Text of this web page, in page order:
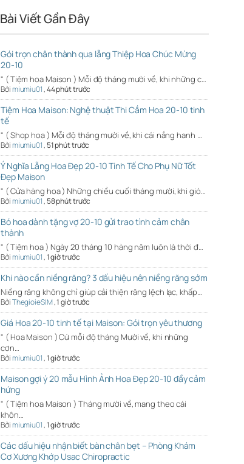
Bài Viết Gần Đây
Gói trọn chân thành qua lẵng Thiệp Hoa Chúc Mừng
20-10
" ( Tiệm hoa Maison ) Mỗi độ tháng mười về, khi những c…
Bởimiumiu01,44 phút trước
Tiệm Hoa Maison: Nghệ thuật Thi Cắm Hoa 20-10 tinh
tế
" ( Shop hoa ) Mỗi độ tháng mười về, khi cái nắng hanh …
Bởimiumiu01,51 phút trước
Ý Nghĩa Lẵng Hoa Đẹp 20-10 Tinh Tế Cho Phụ Nữ Tốt
Đẹp Maison
" ( Cửa hàng hoa ) Những chiều cuối tháng mười, khi gió…
Bởimiumiu01,58 phút trước
Bó hoa dành tặng vợ 20-10 gửi trao tình cảm chân
thành
" ( Tiệm hoa ) Ngày 20 tháng 10 hàng năm luôn là thời đ…
Bởimiumiu01,1 giờ trước
Khi nào cần niềng răng? 3 dấu hiệu nên niềng răng sớm
Niềng răng không chỉ giúp cải thiện răng lệch lạc, khấp…
BởiThegioieSIM,1 giờ trước
Giá Hoa 20-10 tinh tế tại Maison: Gói trọn yêu thương
" ( Hoa Maison ) Cứ mỗi độ tháng Mười về, khi những
cơn…
Bởimiumiu01,1 giờ trước
Maison gợi ý 20 mẫu Hình Ảnh Hoa Đẹp 20-10 đầy cảm
hứng
" ( Tiệm hoa Maison ) Tháng mười về, mang theo cái
khôn…
Bởimiumiu01,1 giờ trước
Các dấu hiệu nhận biết bàn chân bẹt – Phòng Khám
Cơ Xương Khớp Usac Chiropractic